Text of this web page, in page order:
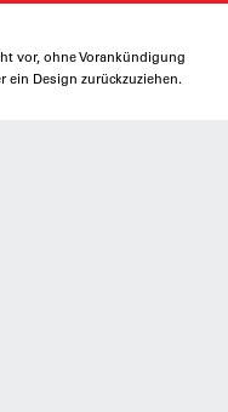
vor, ohne Vorankündigung
ein Design zurückzuziehen.